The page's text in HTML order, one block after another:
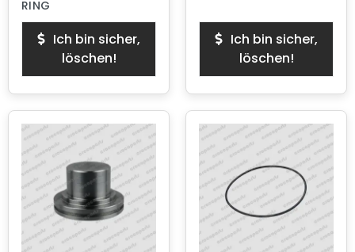
RING
Ich bin sicher,
löschen!
Ich bin sicher,
löschen!